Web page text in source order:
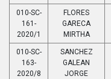
010-SC-
161-
2020/1
FLORES
GARECA
MIRTHA
010-SC-
163-
2020/8
SANCHEZ
GALEAN
JORGE